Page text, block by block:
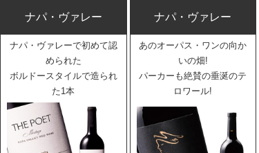
ナパ・ヴァレー
ナパ・ヴァレーで初めて認
められた
ボルドースタイルで造られ
た1本
ナパ・ヴァレー
あのオーパス・ワンの向か
いの畑!
パーカーも絶賛の垂涎のテ
ロワール!